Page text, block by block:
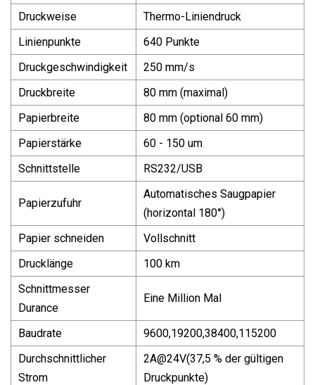
Druckweise
Thermo-Liniendruck
Linienpunkte
640 Punkte
Druckgeschwindigkeit
250 mm/s
Druckbreite
80 mm (maximal)
Papierbreite
80 mm (optional 60 mm)
Papierstärke
60 - 150 um
Schnittstelle
RS232/USB
Papierzufuhr
Automatisches Saugpapier
(horizontal 180°)
Papier schneiden
Vollschnitt
Drucklänge
100 km
Schnittmesser
Durance
Eine Million Mal
Baudrate
9600,19200,38400,115200
Durchschnittlicher
Strom
2A@24V(37,5 % der gültigen
Druckpunkte)